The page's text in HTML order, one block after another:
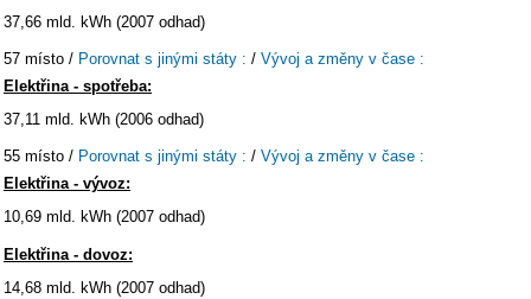
37,66 mld. kWh (2007 odhad)
57 místo / Porovnat s jinými státy : / Vývoj a změny v čase :
Elektřina - spotřeba:
37,11 mld. kWh (2006 odhad)
55 místo / Porovnat s jinými státy : / Vývoj a změny v čase :
Elektřina - vývoz:
10,69 mld. kWh (2007 odhad)
Elektřina - dovoz:
14,68 mld. kWh (2007 odhad)